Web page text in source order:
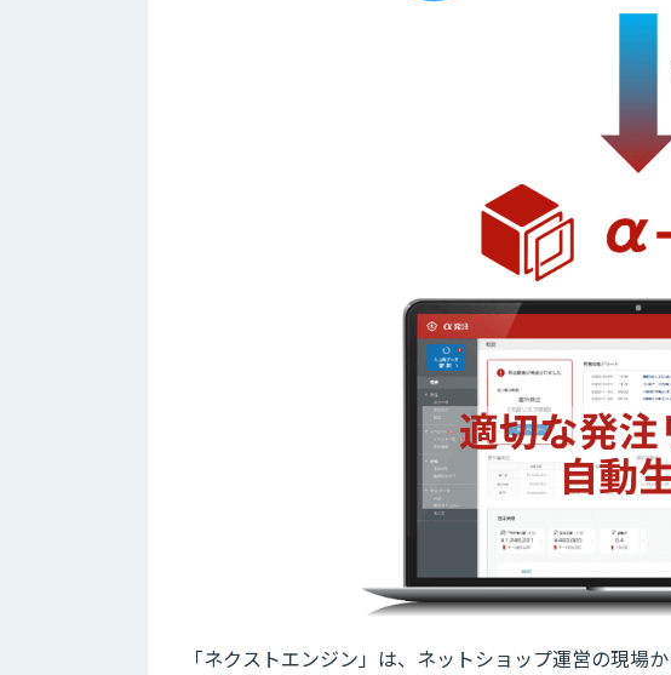
「ネクストエンジン」は、ネットショップ運営の現場